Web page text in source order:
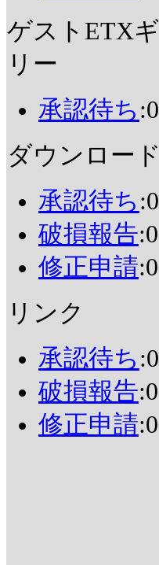
ゲストETX
リー
承認待ち :0
ダウンロード
承認待ち :0
破損報告:0
修正申請:0
リンク
承認待ち :0
破損報告:0
修正申請:0